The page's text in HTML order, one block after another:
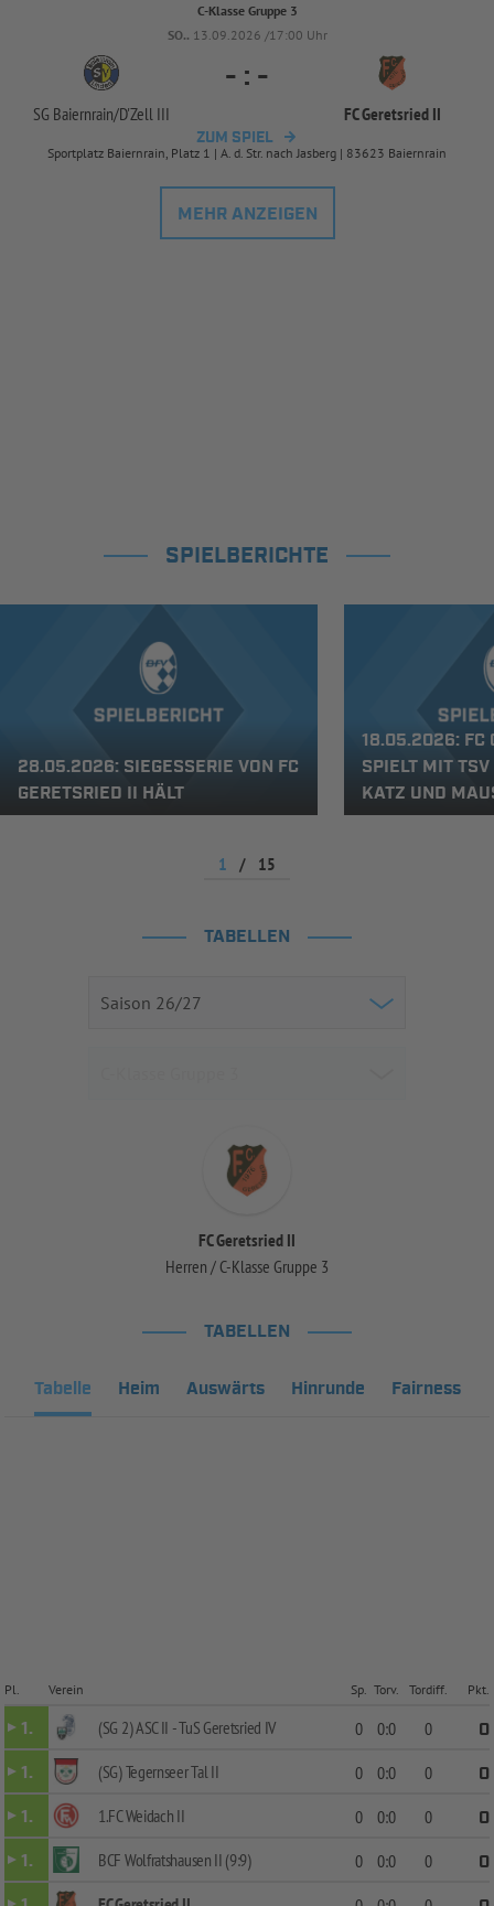
C-Klasse Gruppe 3
SO.. 13.09.2026 /17:00 Uhr
SG Baiernrain/D'Zell III
- : -
FC Geretsried II
ZUM SPIEL
Sportplatz Baiernrain, Platz 1 | A. d. Str. nach Jasberg | 83623 Baiernrain
MEHR ANZEIGEN
SPIELBERICHTE
28.05.2026: SIEGESSERIE VON FC
GERETSRIED II HÄLT
18.05.2026: FC
SPIELT MIT
KATZ UND
1 / 15
TABELLEN
FC Geretsried II
Herren / C-Klasse Gruppe 3
TABELLEN
Tabelle Heim Auswärts Hinrunde Fairness
Pl. Verein Sp. Torv. Tordiff. Pkt.
1. (SG 2) ASC II - TuS Geretsried IV 0 0:0 0
0
1.
(SG) Tegernseer Tal II 0 0:0 0
0
1.
1.FC Weidach II 0 0:0 0
0
1.
BCF Wolfratshausen II (9:9) 0 0:0 0
0